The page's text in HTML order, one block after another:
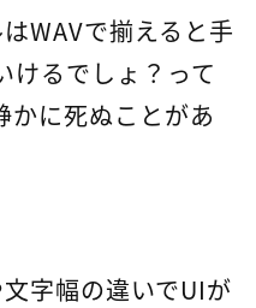
WAVで揃えると手
けるでしょ？って
かに死ぬことがあ
字幅の違いでUIが